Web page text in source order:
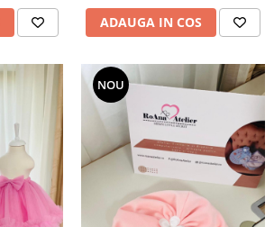
ADAUGA IN COS
NOU